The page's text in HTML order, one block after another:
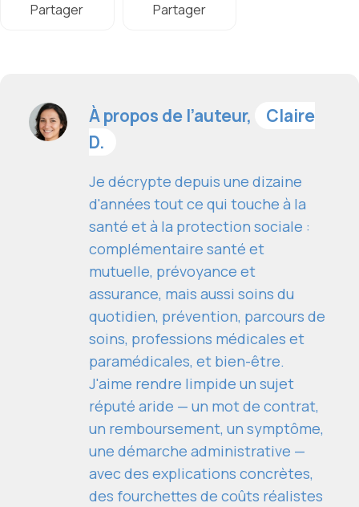
Partager Partager
À propos de l’auteur,
Claire
D.
Je décrypte depuis une dizaine
d'années tout ce qui touche à la
santé et à la protection sociale :
complémentaire santé et
mutuelle, prévoyance et
assurance, mais aussi soins du
quotidien, prévention, parcours de
soins, professions médicales et
paramédicales, et bien-être.
J'aime rendre limpide un sujet
réputé aride — un mot de contrat,
un remboursement, un symptôme,
une démarche administrative —
avec des explications concrètes,
des fourchettes de coûts réalistes